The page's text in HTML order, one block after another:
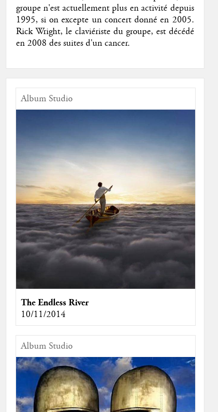
groupe n'est actuellement plus en activité depuis
1995, si on excepte un concert donné en 2005.
Rick Wright, le claviériste du groupe, est décédé
en 2008 des suites d'un cancer.
Album Studio
The Endless River
10/11/2014
Album Studio